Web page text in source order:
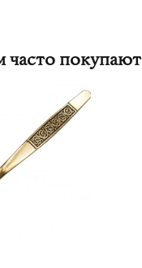
часто покупают